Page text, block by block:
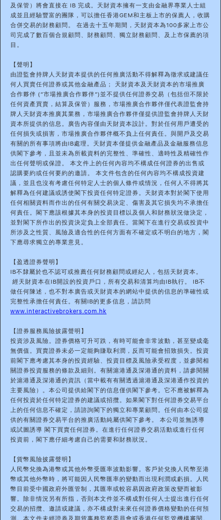
及保管）將會直接在 IB 完成。天財資本擁有一支由金融界專業人士組
成並且經驗豐富的團隊，可以擔任香港GEM和主板上市的保薦人，收購
合併交易的財務顧問。 在過去十五年期間，天財資本為100多家上市公
司完成了數百個合規顧問、財務顧問、獨立財務顧問、及上市保薦的項
目。
【聲明】
由證監會持牌人天財資本提供的任何推廣活動不得解釋為徵求或建議任
何人買賣任何證券或其他金融產品； 天財資本及天財資本的市場推廣
合作夥伴 (“市場推廣合作夥伴”)並不提供任何證券交易（包括但不限於
任何資產買賣，結算及保管）服務，市場推廣合作夥伴僅代表證監會持
牌人天財資本推廣其業務，市場推廣合作夥伴僅提供證監會持牌人天財
資本所提供的信息。廣告內容僅由天財資本設計。對於任何用戶遭受的
任何損失或損害，市場推廣合作夥伴概不負上任何責任。與開戶及交易
有關的所有事項將由IB處理。天財資本僅提供金融產品及金融服務信息
供閣下參考，且並未為所載資料的完整性、準確性、適時性及精確性作
出任何聲明或保證。 本文件上的任何內容均不構成任何證券的出售或
認購要約或任何要約的邀請。 本文件包含的任何內容均不構成投資建
議，並且也沒有考慮任何特定人士的個人條件或情況，任何人不得將其
解釋為任何建議或誘使閣下投資任何特定證券。天財資本對於閣下使用
任何相關資料而作出的任何有關交易決定、傷害及其它損失均不承擔任
何責任。閣下應該根據其本身的投資目標以及個人和財務狀況做決定，
並對閣下所作出的投資決定負上全部責任。當閣下在進行交易或投資中
所涉及之性質、風險及適合性的任何方面有不確定或不明白的地方，閣
下應尋求獨立的專業意見。
【盈透證券聲明】
IB不隸屬於也不認可或推薦任何財務顧問或經紀人，包括天財資本。
經天財資本在IB開設的投資戶口，所有交易和清算均由IB執行。 IB不
做任何陳述，也不對本廣告或天財資本的網站中提供的信息的準確性或
完整性承擔任何責任。有關IB的更多信息，請訪問
www.interactivebrokers.com.hk
【證券服務風險披露聲明】
投資涉及風險。證券價格可升可跌，有時可能會非常波動，甚至變成毫
無價值。買賣證券未必一定能夠賺取利潤，反而可能會招致損失。投資
前閣下應考慮其本身的投資經驗、投資目標及風險承受程度，並參閱相
關證券投資服務的條款及細則。有關滬港通及深港通的資料，請參閱關
於滬港通及深港通的資訊（當中載有有關透過滬港通及深港通作投資的
主要風險）。本公司提供給閣下的信息僅供閣下參考。它不應被解釋為
任何投資於任何特定證券的建議或招攬。如果閣下對任何證券交易平台
上的任何信息不確定，請諮詢閣下的獨立和專業顧問。任何由本公司提
供的有關證券交易平台的推廣活動純屬供閣下參考。 本公司並無誘導
或試圖誘導 閣下買賣任何證券。在進行任何證券交易活動或進行任何
投資前，閣下應仔細考慮自己的需要和財務狀況。
【貨幣風險披露聲明】
人民幣兌換為港幣或其他外幣受匯率波動影響。客戶於兌換人民幣至港
幣或其他外幣時，將可能因人民幣匯率的變動而出現利潤或虧損。人民
幣目前受中國政府外匯管制，其匯率或較容易因政府政策改變而被影
響。除非情況另有所指，否則本文件並不構成對任何人士提出進行任何
交易的招攬、邀請或建議，亦不構成對未來任何證券價格變動的任何預